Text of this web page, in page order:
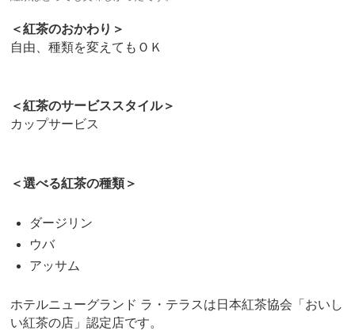
＜紅茶のおかわり＞
自由、種類を変えてもＯＫ
＜紅茶のサービススタイル＞
カップサービス
＜選べる紅茶の種類＞
ダージリン
ウバ
アッサム
ホテルニューグランド ラ・テラスは日本紅茶協会「おいし
い紅茶の店」認定店です。